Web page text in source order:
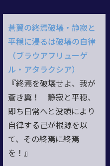
蒼翼の終焉破壊・静寂と
平穏に浸るは破壊の自律
（ブラウアフリューゲ
ル・アタラクシア）
『終焉を破壊せよ、我が
蒼き翼！ 静寂と平穏、
即ち日常へと没頭により
自律する己が根源を以
て、その終焉に終焉
を！』